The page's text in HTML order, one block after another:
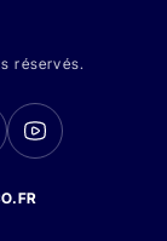
réservés.